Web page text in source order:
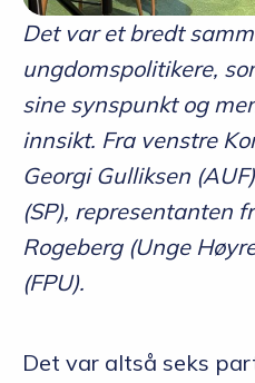
Det var et bredt
ungdomspolitikere,
sine synspunkt og
innsikt. Fra venstre
Georgi Gulliksen
(SP), representanten
Rogeberg (Unge
(FPU).
Det var altså seks